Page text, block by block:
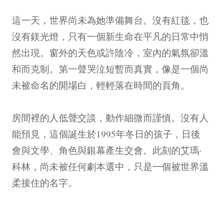
這一天，世界尚未為她準備舞台。沒有紅毯，也
沒有鎂光燈，只有一個新生命在平凡的日常中悄
然出現。窗外的天色或許陰冷，室內的氣氛卻溫
和而克制。第一聲哭泣短暫而真實，像是一個尚
未被命名的開場白，輕輕落在時間的頁角。
房間裡的人低聲交談，動作細微而謹慎。沒有人
能預見，這個誕生於1995年冬日的孩子，日後
會與文學、角色與銀幕產生交會。此刻的艾瑪·
科林，尚未被任何劇本選中，只是一個被世界溫
柔接住的名字。